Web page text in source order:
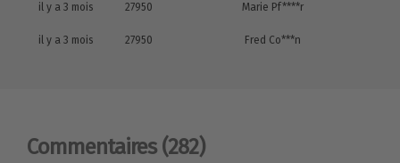
il y a 3 mois 27950 Marie Pf****r
il y a 3 mois 27950 Fred Co***n
Commentaires (282)